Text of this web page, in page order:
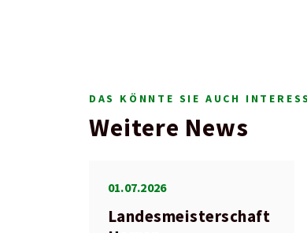
DAS KÖNNTE SIE AUCH
Weitere News
01.07.2026
Landesmeisterschaft